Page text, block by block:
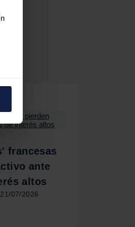
francesas
ante
altos
21/07/2026